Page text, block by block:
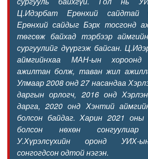
Ц.Идэрбат Ерөнхий сайдтай
Ерөнхий сайдыг Бэрх тосгонд
төгсөж байхад тэрбээр
сургуулийг дүүргэж байсан.
аймгийнхаа МАН-ын
ажилтан болж, таван жил
Улмаар 2008 онд 27 насандаа
даргын орлогч, 2016 онд
дарга, 2020 онд Хэнтий
болсон байдаг. Харин 2021 оны
болсон нөхөн сонгуулиар
У.Хүрэлсүхийн оронд УИХ-
сонгогдсон одтой нэгэн.